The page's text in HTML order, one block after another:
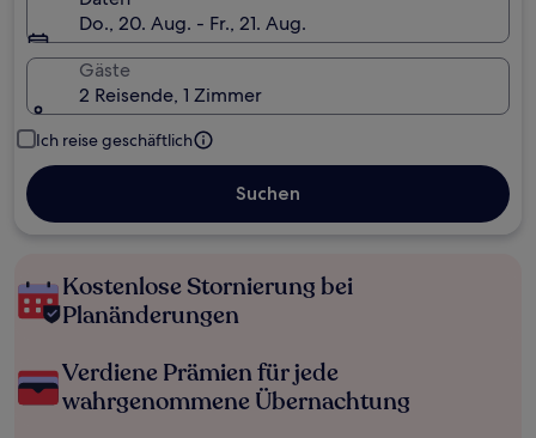
Do., 20. Aug. - Fr., 21. Aug.
Gäste
2 Reisende, 1 Zimmer
Ich reise geschäftlich
Suchen
Kostenlose Stornierung bei
Planänderungen
Verdiene Prämien für jede
wahrgenommene Übernachtung